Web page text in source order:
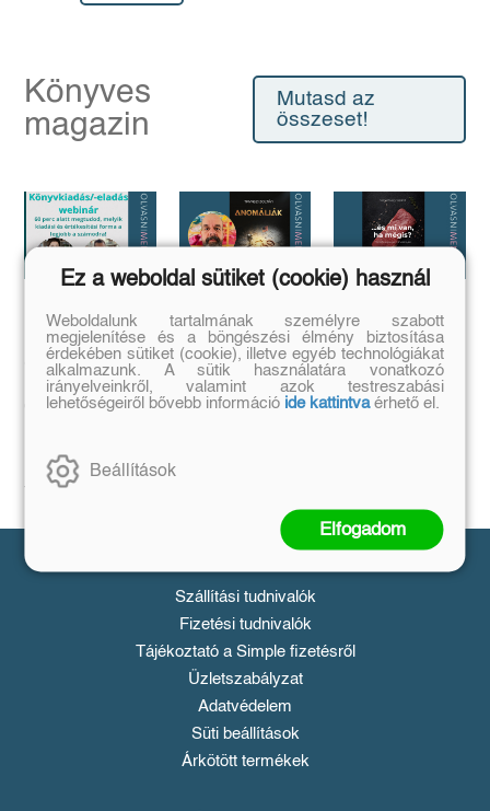
Könyves
magazin
Mutasd az
összeset!
Megírtad a
könyvedet, de
azt is tudod,
hogyan add
el❓️
16., 18:00-19:00
Tovább
Anomáliák
Mi történik akkor,
ha létezik egy
olyan tárgy, ami
nem létezhetne?
...és mi van ha
mégis?
...a legrosszabb
helyzetből is lehet
kiút...
Vásárlás
Szállítási tudnivalók
Fizetési tudnivalók
Tájékoztató a Simple fizetésről
Üzletszabályzat
Adatvédelem
Süti beállítások
Árkötött termékek
Ez a weboldal sütiket (cookie) használ
Weboldalunk tartalmának személyre szabott
megjelenítése és a böngészési élmény biztosítása
érdekében sütiket (cookie), illetve egyéb technológiákat
alkalmazunk. A sütik használatára vonatkozó
irányelveinkről, valamint azok testreszabási
lehetőségeiről bővebb információ ide kattintvaérhető el.
Beállítások
Elfogadom